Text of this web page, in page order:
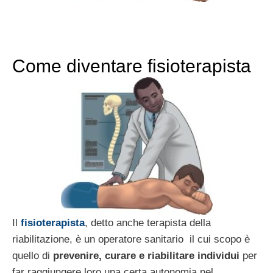
Come diventare fisioterapista
fisioterapista, detto anche terapista della
riabilitazione, è un operatore sanitario il cui scopo è
quello di prevenire, curare e riabilitare individui per